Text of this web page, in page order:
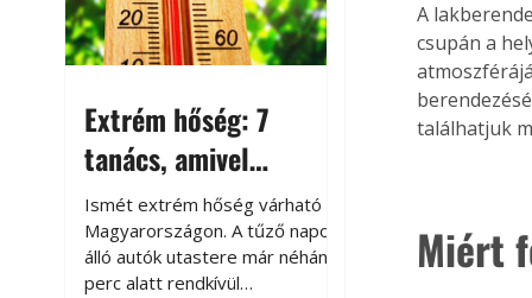
Extrém hőség: 7
tanács, amivel
megóvhatjuk
autónkat a nyári
károktól
Ismét extrém hőség várható
Magyarországon. A tűző napon
álló autók utastere már néhány
perc alatt rendkívül
A
csupán a
találhatjuk
Miért